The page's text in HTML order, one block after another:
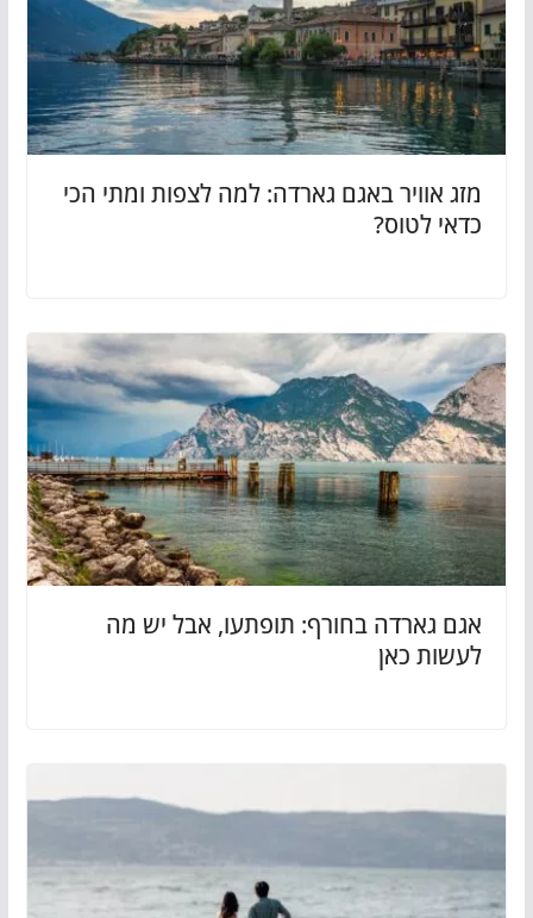
מזג אוויר באגם גארדה: למה לצפות ומתי הכי
כדאי לטוס?
אגם גארדה בחורף: תופתעו, אבל יש מה
לעשות כאן